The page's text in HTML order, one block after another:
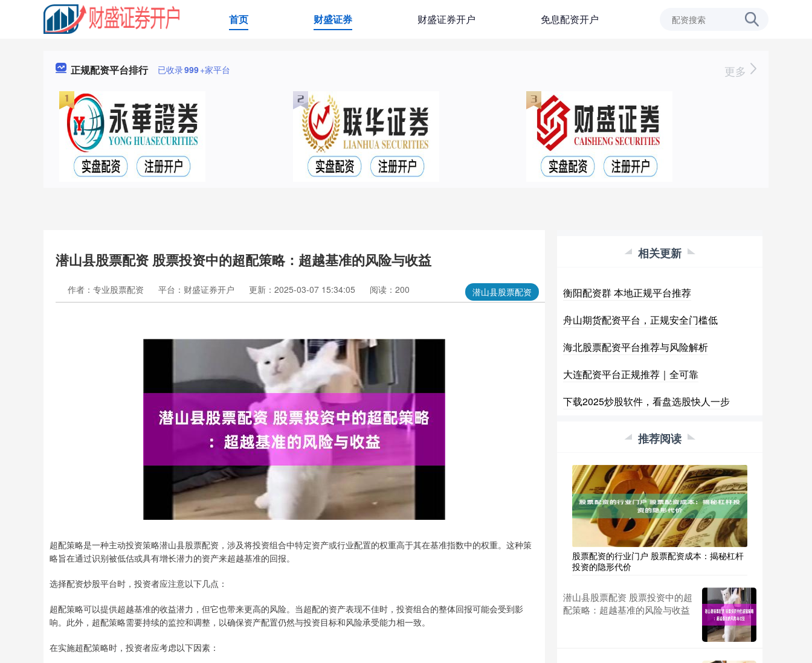
首页 财盛证券 财盛证券开户 免息配资开户
正规配资平台排行 已收录999+家平台 更多
潜山县股票配资 股票投资中的超配策略：超越基准的风险与收益
潜山县股票配资
作者：专业股票配资 平台：财盛证券开户 更新：2025-03-07 15:34:05 阅读：200
超配策略是一种主动投资策略潜山县股票配资，涉及将投资组合中特定资产或行业配置的权重高于其在基准指数中的权重。这种策
略旨在通过识别被低估或具有增长潜力的资产来超越基准的回报。
选择配资炒股平台时，投资者应注意以下几点：
超配策略可以提供超越基准的收益潜力，但它也带来更高的风险。当超配的资产表现不佳时，投资组合的整体回报可能会受到影
响。此外，超配策略需要持续的监控和调整，以确保资产配置仍然与投资目标和风险承受能力相一致。
在实施超配策略时，投资者应考虑以下因素：
相关更新
衡阳配资群 本地正规平台推荐
舟山期货配资平台，正规安全门槛低
海北股票配资平台推荐与风险解析
大连配资平台正规推荐｜全可靠
下载2025炒股软件，看盘选股快人一步
推荐阅读
股票配资的行业门户 股票配资成本：揭秘杠杆
投资的隐形代价
潜山县股票配资 股票投资中的超
配策略：超越基准的风险与收益